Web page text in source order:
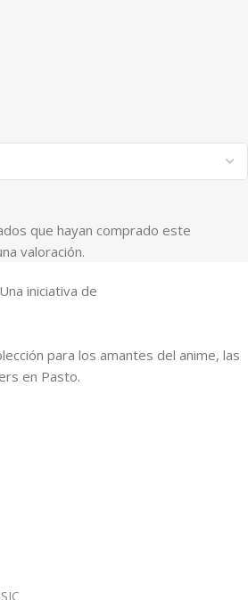
que hayan comprado este
valoración.
Una iniciativa de
para los amantes del anime, las
en Pasto.